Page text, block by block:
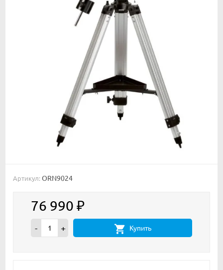
Артикул: ORN9024
76 990 ₽
- + Купить